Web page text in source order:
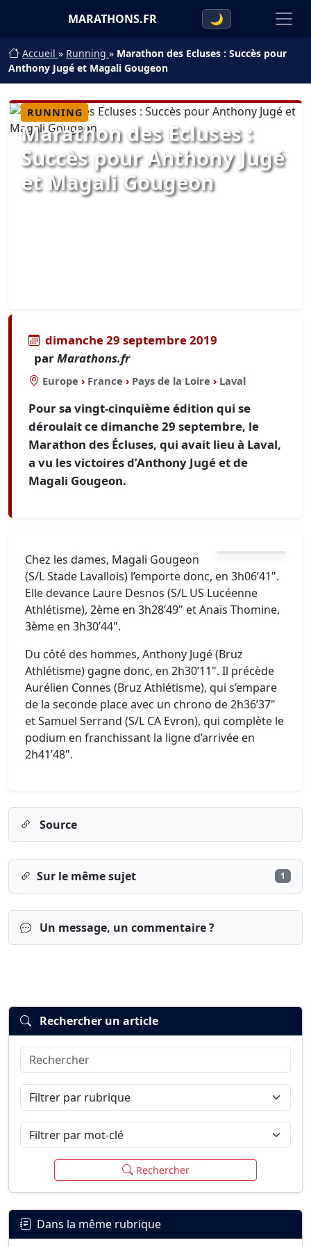
MARATHONS.FR 🌙
Accueil » Running » Marathon des Ecluses : Succès pour
Anthony Jugé et Magali Gougeon
RUNNING
Marathon des Ecluses :
Succès pour Anthony Jugé
et Magali Gougeon
dimanche 29 septembre 2019
parMarathons.fr
Europe › France › Pays de la Loire › Laval
Pour sa vingt-cinquième édition qui se
déroulait ce dimanche 29 septembre, le
Marathon des Écluses, qui avait lieu à Laval,
a vu les victoires d’Anthony Jugé et de
Magali Gougeon.
Chez les dames, Magali Gougeon
(S/L Stade Lavallois) l’emporte donc, en 3h06’41".
Elle devance Laure Desnos (S/L US Lucéenne
Athlétisme), 2ème en 3h28’49" et Anaïs Thomine,
3ème en 3h30’44".
Du côté des hommes, Anthony Jugé (Bruz
Athlétisme) gagne donc, en 2h30’11". Il précède
Aurélien Connes (Bruz Athlétisme), qui s’empare
de la seconde place avec un chrono de 2h36’37"
et Samuel Serrand (S/L CA Evron), qui complète le
podium en franchissant la ligne d’arrivée en
2h41’48".
Source
Sur le même sujet 1
Un message, un commentaire ?
Connexion
Rechercher un article
Rechercher
Filtrer par rubrique
Filtrer par mot-clé
Rechercher
Dans la même rubrique